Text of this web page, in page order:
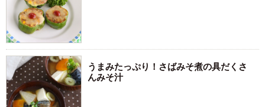
うまみたっぷり！さばみそ煮の具だくさ
んみそ汁